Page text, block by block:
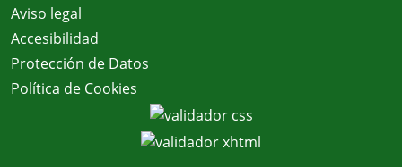
Aviso legal
Accesibilidad
Protección de Datos
Política de Cookies